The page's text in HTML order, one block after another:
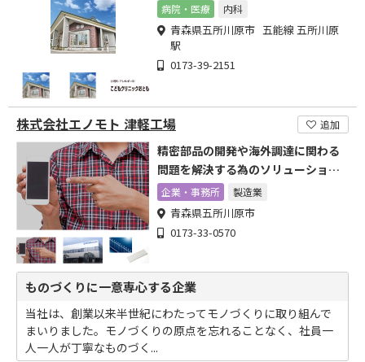
病院・医療 内科
青森県五所川原市 五能線 五所川原
駅
0173-39-2151
株式会社エノモト 津軽工場 追加
精密部品の開発や海外調達に関わる
問題を解決する為のソリューション
を提供
企業・事務所 製造業
青森県五所川原市
0173-33-0570
ものづくりに一意専心する企業
当社は、創業以来半世紀にわたってモノづくりに取り組んで
まいりました。モノづくりの原点を忘れることなく、社員一
人一人が丁寧なものづく...